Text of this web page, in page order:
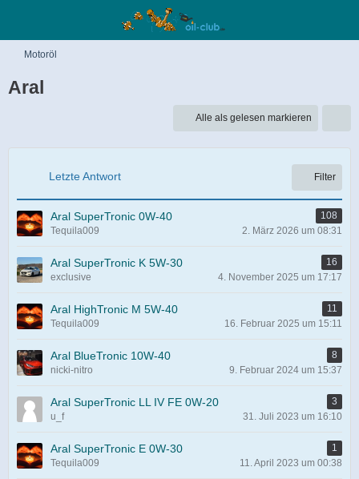
Motoröl
Aral
Alle als gelesen markieren
Letzte Antwort Filter
Aral SuperTronic 0W-40
108
Tequila009
2. März 2026 um 08:31
Aral SuperTronic K 5W-30
16
exclusive
4. November 2025 um 17:17
Aral HighTronic M 5W-40
11
Tequila009
16. Februar 2025 um 15:11
Aral BlueTronic 10W-40
8
nicki-nitro
9. Februar 2024 um 15:37
Aral SuperTronic LL IV FE 0W-20
3
u_f
31. Juli 2023 um 16:10
Aral SuperTronic E 0W-30
1
Tequila009
11. April 2023 um 00:38